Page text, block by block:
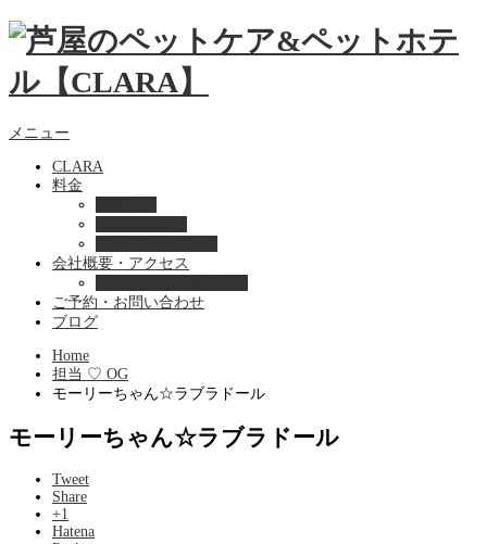
メニュー
CLARA
料金
会社概要・アクセス
ご予約・お問い合わせ
ブログ
Home
担当 ♡ OG
モーリーちゃん☆ラブラドール
モーリーちゃん☆ラブラドール
Tweet
Share
+1
Hatena